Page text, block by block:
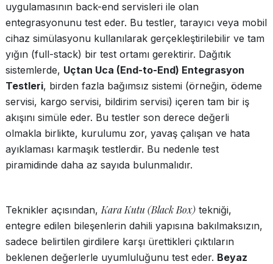
uygulamasının back-end servisleri ile olan
entegrasyonunu test eder. Bu testler, tarayıcı veya mobil
cihaz simülasyonu kullanılarak gerçekleştirilebilir ve tam
yığın (full-stack) bir test ortamı gerektirir. Dağıtık
sistemlerde, Uçtan Uca (End-to-End) Entegrasyon
Testleri, birden fazla bağımsız sistemi (örneğin, ödeme
servisi, kargo servisi, bildirim servisi) içeren tam bir iş
akışını simüle eder. Bu testler son derece değerli
olmakla birlikte, kurulumu zor, yavaş çalışan ve hata
ayıklaması karmaşık testlerdir. Bu nedenle test
piramidinde daha az sayıda bulunmalıdır.
Teknikler açısından,Kara Kutu (Black Box) tekniği,
entegre edilen bileşenlerin dahili yapısına bakılmaksızın,
sadece belirtilen girdilere karşı ürettikleri çıktıların
beklenen değerlerle uyumluluğunu test eder. Beyaz